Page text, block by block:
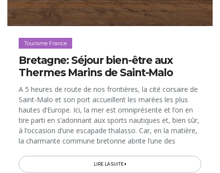
Tourisme France
Bretagne: Séjour bien-être aux
Thermes Marins de Saint-Malo
A 5 heures de route de nos frontières, la cité corsaire de
Saint-Malo et son port accueillent les marées les plus
hautes d’Europe. Ici, la mer est omniprésente et l’on en
tire parti en s’adonnant aux sports nautiques et, bien sûr,
à l’occasion d’une escapade thalasso. Car, en la matière,
la charmante commune bretonne abrite l’une des
Marins de Saint-Malo qui, en 2013, ont fêté leurs 50 ans.
LIRE LA SUITE